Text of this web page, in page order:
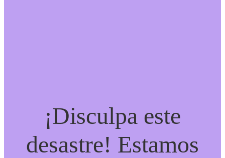
¡Disculpa este
desastre! Estamos